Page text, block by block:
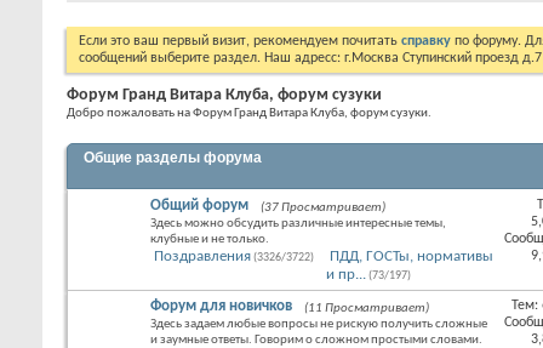
Если это ваш первый визит, рекомендуем почитать справку по форуму.
сообщений выберите раздел. Наш адресс: г.Москва Ступинский проезд
Форум Гранд Витара Клуба, форум сузуки
Добро пожаловать на Форум Гранд Витара Клуба, форум сузуки.
Общие разделы форума
Общий форум
(37 Просматривает)
Здесь можно обсудить различные интересные темы,
клубные и не только.
Поздравления(3326/3722)
ПДД, ГОСТы, нормативы
и пр...(73/197)
этого
Форум для новичков
(11 Просматривает)
Здесь задаем любые вопросы не рискую получить сложные
и заумные ответы. Говорим о сложном простыми словами.
RSS
лента
Тем: